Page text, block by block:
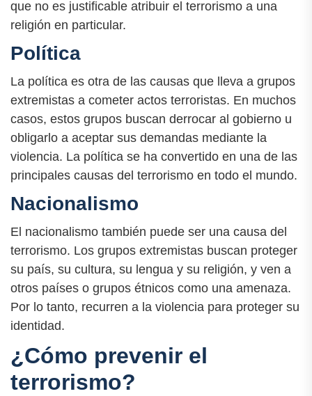
que no es justificable atribuir el terrorismo a una
religión en particular.
Política
La política es otra de las causas que lleva a grupos
extremistas a cometer actos terroristas. En muchos
casos, estos grupos buscan derrocar al gobierno u
obligarlo a aceptar sus demandas mediante la
violencia. La política se ha convertido en una de las
principales causas del terrorismo en todo el mundo.
Nacionalismo
El nacionalismo también puede ser una causa del
terrorismo. Los grupos extremistas buscan proteger
su país, su cultura, su lengua y su religión, y ven a
otros países o grupos étnicos como una amenaza.
Por lo tanto, recurren a la violencia para proteger su
identidad.
¿Cómo prevenir el
terrorismo?